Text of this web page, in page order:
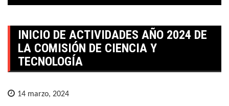
INICIO DE ACTIVIDADES AÑO 2024 DE
LA COMISIÓN DE CIENCIA Y
TECNOLOGÍA
14 marzo, 2024